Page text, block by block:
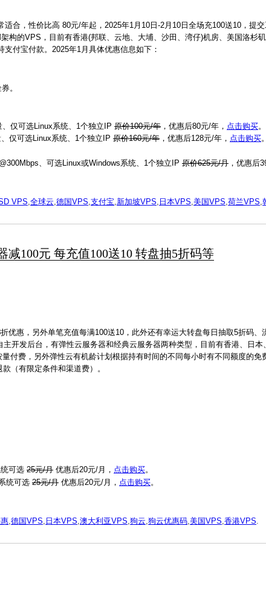
合，性价比高 80元/年起，2025年1月10日-2月10日全场充100送10，提交
构的VPS，目前有香港(邦联、云地、大埔、沙田、湾仔)机房、美国洛杉
付宝付款。2025年1月具体优惠信息如下：
。
仅可选Linux系统、1个独立IP 原价100元/年 ，优惠后80元/年， 点击购买。
仅可选Linux系统、1个独立IP 原价160元/年 ，优惠后128元/年， 点击购买。
、可选Linux或Windows系统、1个独立IP 原价625元/月 ，优惠后
VPS 全球云 德国VPS 支付宝 新加坡VPS 日本VPS 美国VPS 荷兰VPS
减100元 每充值100送10 转盘抽5折码等
惠，另外单笔充值每满100送10，此外还有幸运大转盘每日抽取5折码、
开发后台，有弹性云服务器和经典云服务器两种类型，目前有香港、日本
付费，另外弹性云有机龄计划根据持有时间的不同每小时有不同额度的免
（有限定条件和渠道费）。
可选 25元/月 优惠后20元/月， 点击购买。
统可选 25元/月 优惠后20元/月， 点击购买。
德国VPS 日本VPS 澳大利亚VPS 狗云 狗云优惠码 美国VPS 香港VPS